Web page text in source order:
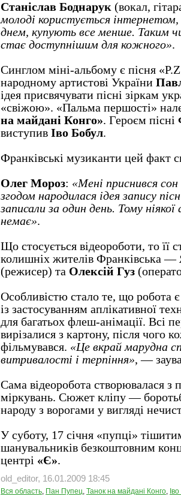
Станіслав Боднарук (вокал,
молоді користується
днем, купують все менше. Таким
стає доступнішим для кожного».
Синглом міні-альбому є пісня
народному артистові України
ідея присвячувати пісні зіркам
«свіжою». «Пальма першості»
на майдані Конго». Героєм пісні
виступив Іво Бобул.
Франківські музиканти цей факт
Олег Мороз: «Мені приснився
згодом народилася ідея запису
записали за один день. Тому ніякої
немає».
Що стосується відеороботи, то її
колишніх жителів Франківська —
(режисер) та Олексій Гуз
Особливістю стало те, що робота
із застосуванням аплікативної
для багатьох флеш-анімації. Всі
вирізалися з картону, після чого
фільмувався. «Це вкрай марудна
витривалості і терпіння», —
Сама відеоробота створювалася з
міркувань. Сюжет кліпу —
народу з ворогами у вигляді
У суботу, 17 січня «пупці»
шанувальників безкоштовним
центрі «Є».
old_editor, 16.01.2009 18:45
Вся область, Пан Пупец, Танок на майдані Конго,